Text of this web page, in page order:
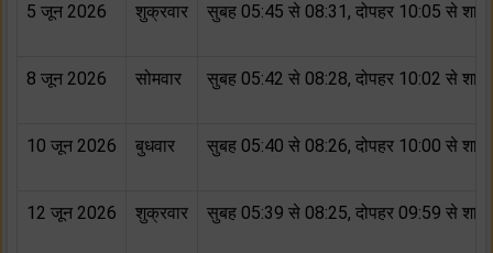
5 जून 2026 शुक्रवार सुबह 05:45 से 08:31, दोपहर 10:05 से शाम
8 जून 2026 सोमवार सुबह 05:42 से 08:28, दोपहर 10:02 से शाम
10 जून 2026 बुधवार सुबह 05:40 से 08:26, दोपहर 10:00 से शाम
12 जून 2026 शुक्रवार सुबह 05:39 से 08:25, दोपहर 09:59 से शाम